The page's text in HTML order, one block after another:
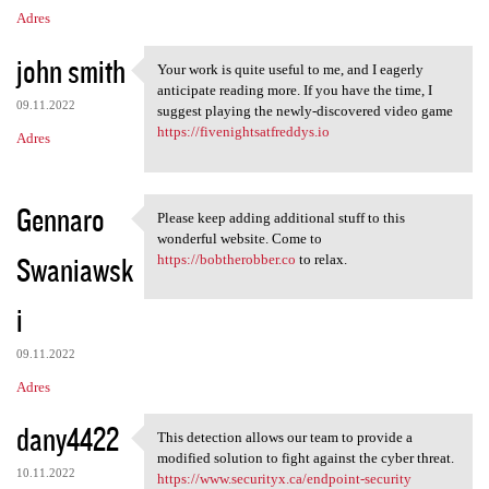
Adres
john smith
09.11.2022
Adres
Your work is quite useful to
Your work is quite useful to me, and I eagerly
anticipate reading more. If you have the time, I
suggest playing the newly-discovered video game
https://fivenightsatfreddys.io
Gennaro
Swaniawsk
i
09.11.2022
Adres
Please keep adding additional
Please keep adding additional stuff to this
wonderful website. Come to
https://bobtherobber.co to relax.
dany4422
10.11.2022
This detection allows our
This detection allows our team to provide a
modified solution to fight against the cyber threat.
https://www.securityx.ca/endpoint-security